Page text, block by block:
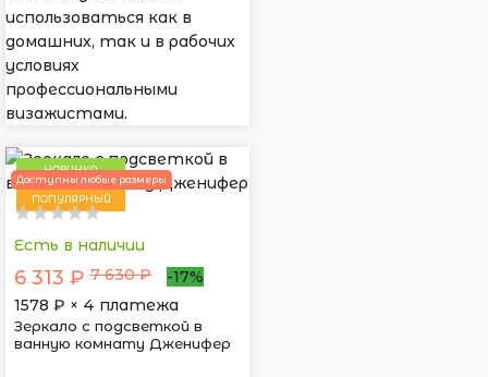
использоваться как в
домашних, так и в рабочих
условиях
профессиональными
визажистами.
НОВИНКА
ПОПУЛЯРНЫЙ
Доступны любые размеры
Есть в наличии
6 313 ₽ 7 630 ₽
-17%
1578 ₽ × 4 платежа
Зеркало с подсветкой в
ванную комнату Дженифер